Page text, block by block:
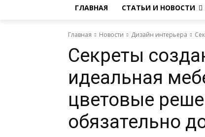
ГЛАВНАЯ СТАТЬИ И НОВОСТИ
Главная Новости Дизайн интерьера
Секреты
идеальная
цветовые
обязательно